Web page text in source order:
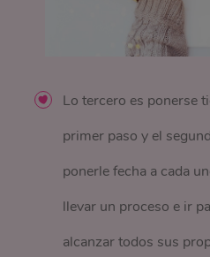
Lo tercero es ponerse
primer paso y el
ponerle fecha a cada
llevar un proceso e ir
alcanzar todos sus